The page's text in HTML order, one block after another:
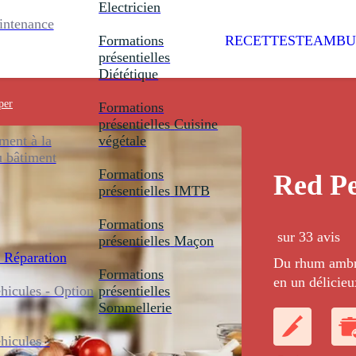
à la
bâtiment
- Option
-
Electricien
Formations
présentielles
Diététique
Formations
présentielles Cuisine
végétale
Formations
présentielles IMTB
Formations
présentielles Maçon
Formations
présentielles
Sommellerie
RECETTES
Red
sur 33 avis
Du rhum
en un